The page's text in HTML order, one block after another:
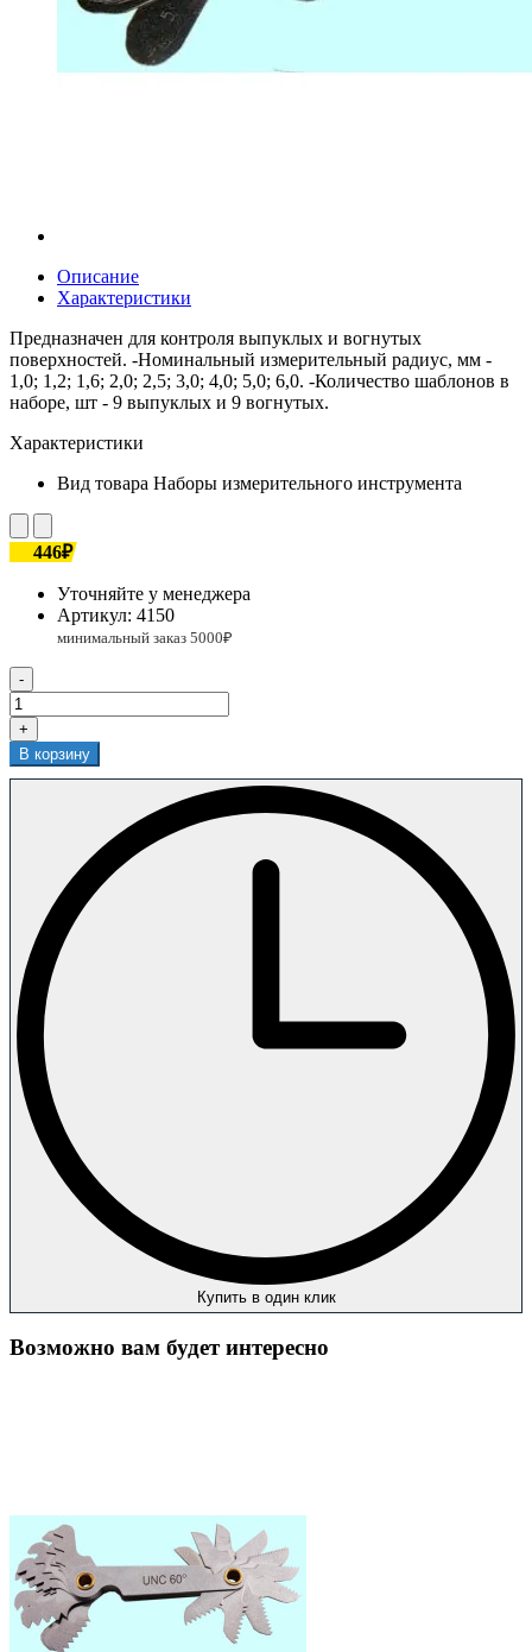
Описание
Характеристики
Предназначен для контроля выпуклых и вогнутых
поверхностей. -Номинальный измерительный радиус, мм -
1,0; 1,2; 1,6; 2,0; 2,5; 3,0; 4,0; 5,0; 6,0. -Количество шаблонов в
наборе, шт - 9 выпуклых и 9 вогнутых.
Характеристики
Вид товара Наборы измерительного инструмента
446₽
Уточняйте у менеджера
Артикул: 4150
-
+
В корзину
Купить в один клик
Возможно вам будет интересно